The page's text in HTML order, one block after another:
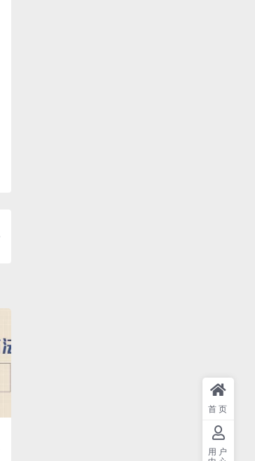
首页
用户